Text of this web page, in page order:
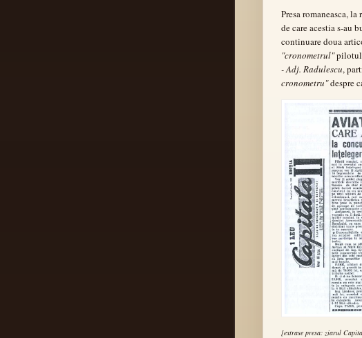
Presa romaneasca,
de care acestia s-au
continuare doua
"cronometrul"
- Adj. Radulescu,
cronometru"despre
[extrase presa: ziarul